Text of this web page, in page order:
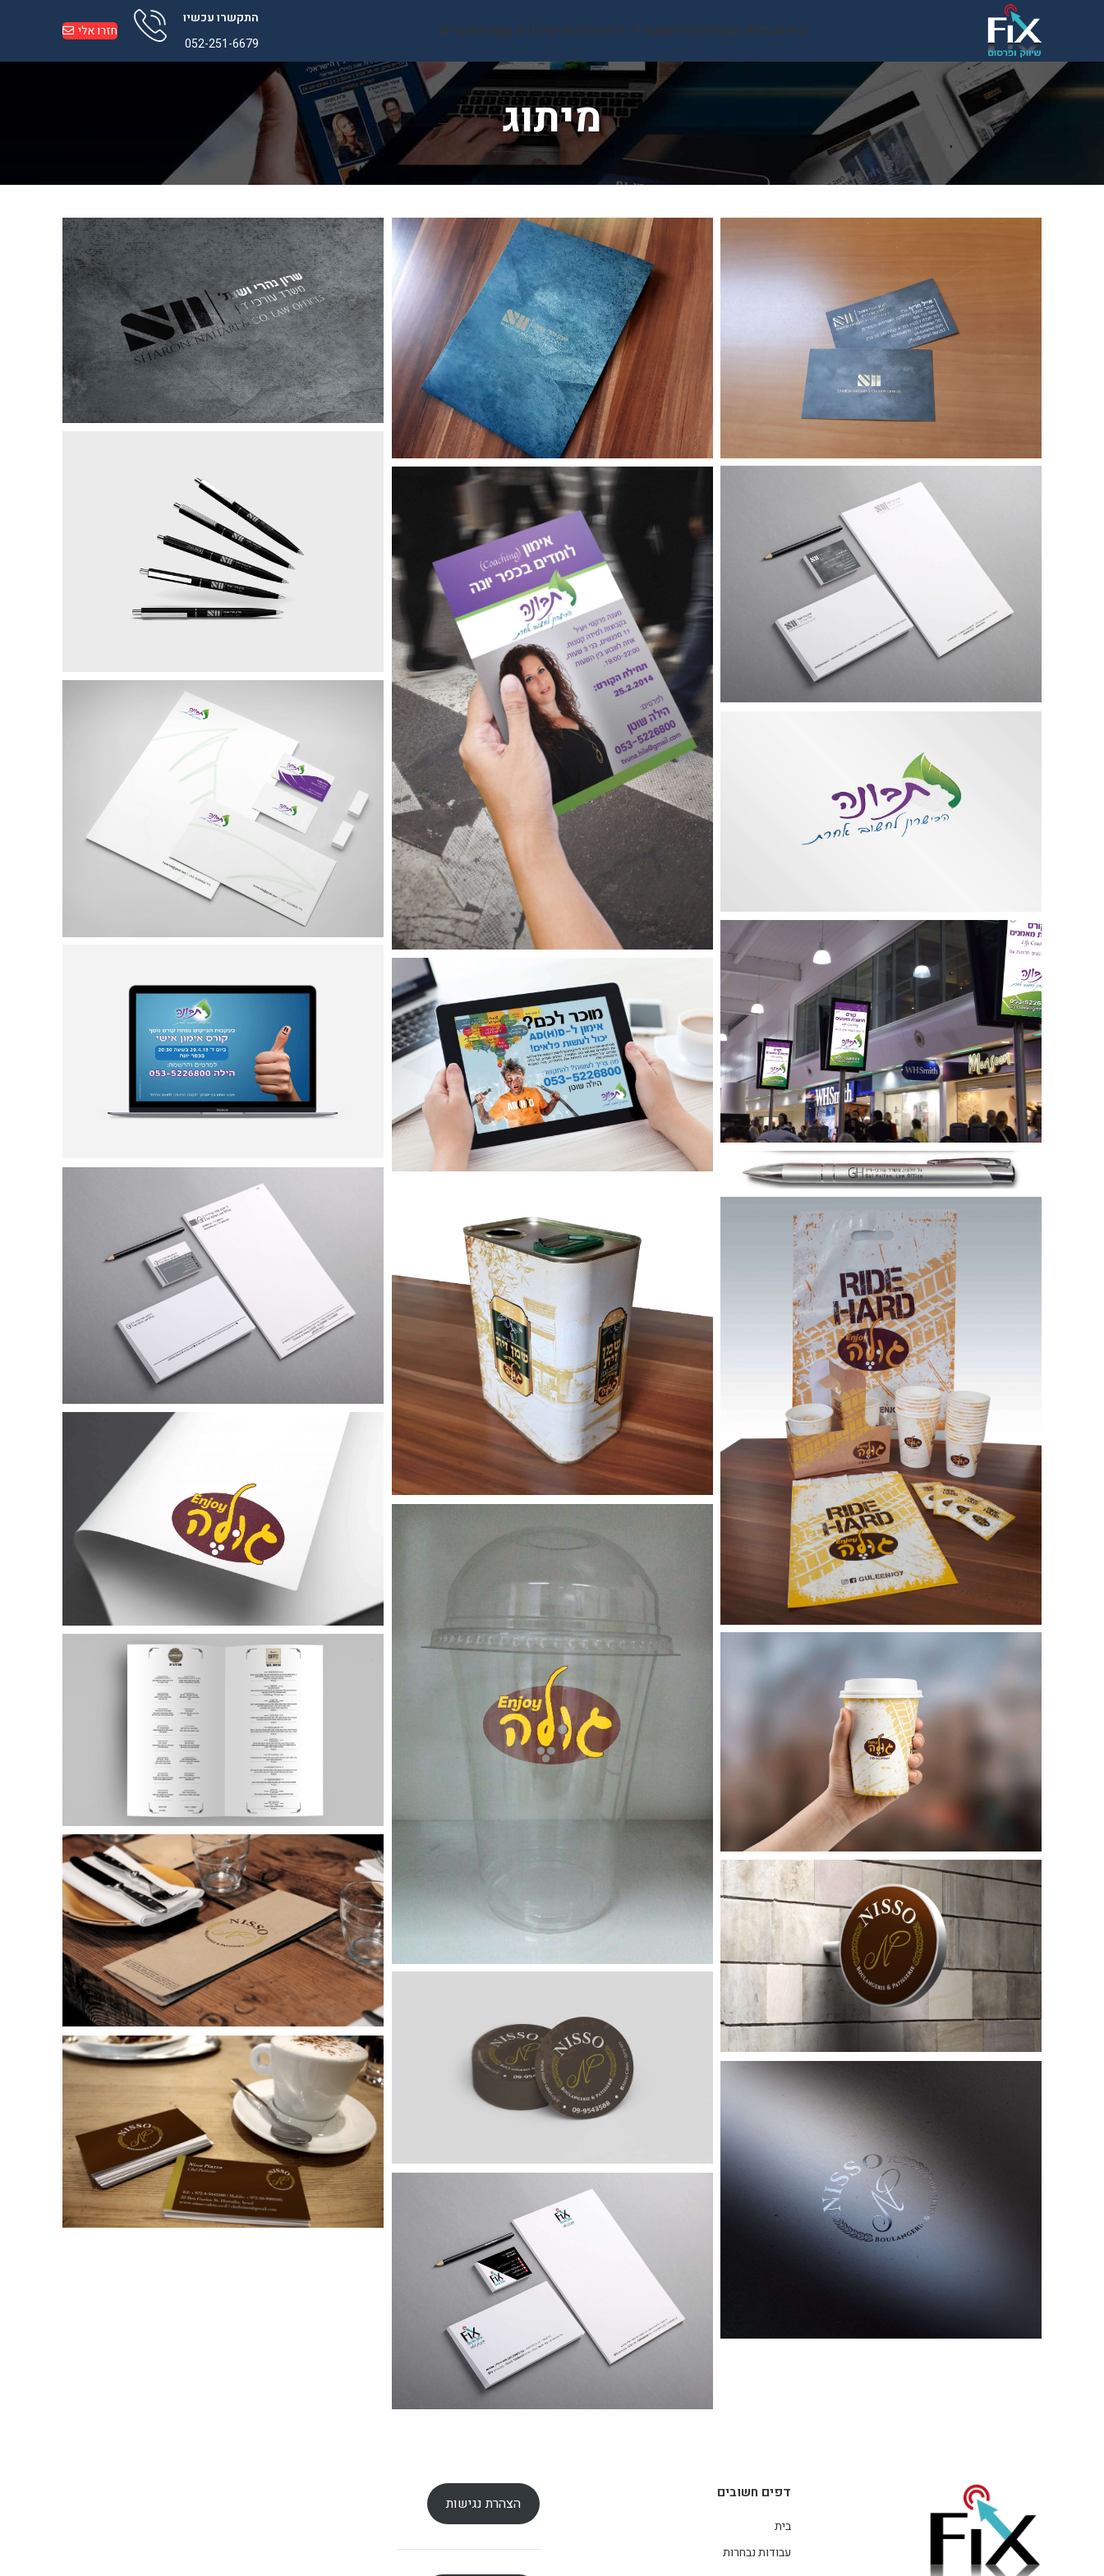
ביתעבודות נבחרותאודותמשרדי תיווךשירותיםיצירת קשרמאמרים
התקשרו עכשיו
052-251-6679
חזרו אלי
מיתוג
דפים חשובים
בית
עבודות נבחרות
הצהרת נגישות